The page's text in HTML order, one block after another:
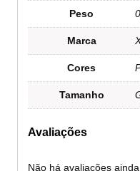
Peso
Marca
Cores
Tamanho
Avaliações
Não há avaliações